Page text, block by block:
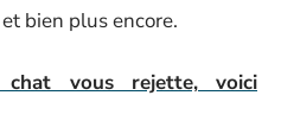
bien plus encore.
chat vous rejette, voici